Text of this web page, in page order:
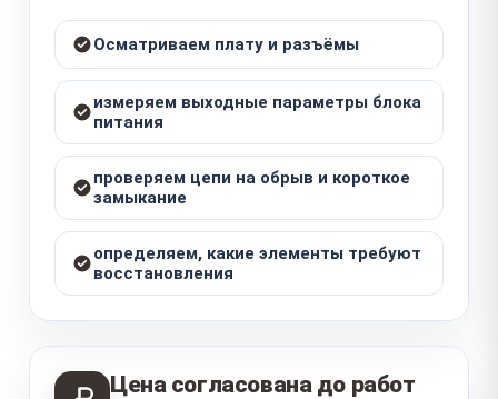
Осматриваем плату и разъёмы
измеряем выходные параметры блока
питания
проверяем цепи на обрыв и короткое
замыкание
определяем, какие элементы требуют
восстановления
Цена согласована до работ